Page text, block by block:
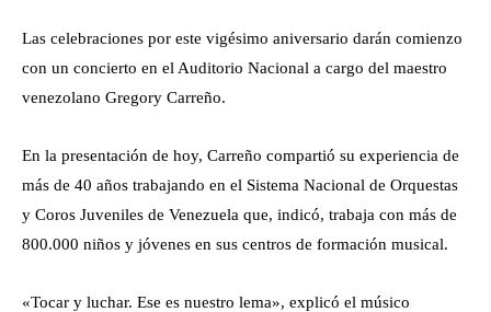
Las celebraciones por este vigésimo aniversario darán comienzo
con un concierto en el Auditorio Nacional a cargo del maestro
venezolano Gregory Carreño.
En la presentación de hoy, Carreño compartió su experiencia de
más de 40 años trabajando en el Sistema Nacional de Orquestas
y Coros Juveniles de Venezuela que, indicó, trabaja con más de
800.000 niños y jóvenes en sus centros de formación musical.
«Tocar y luchar. Ese es nuestro lema», explicó el músico